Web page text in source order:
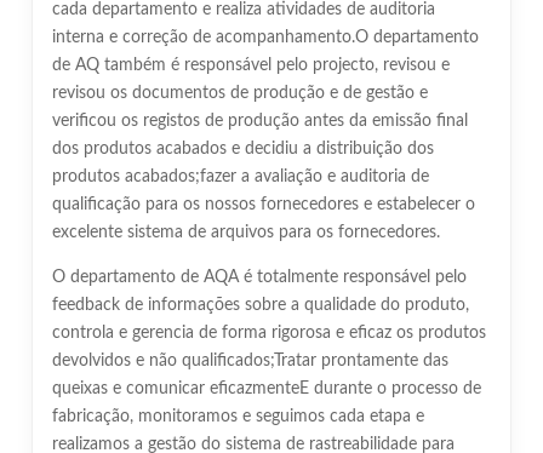
cada departamento e realiza atividades de auditoria
interna e correção de acompanhamento.O departamento
de AQ também é responsável pelo projecto, revisou e
revisou os documentos de produção e de gestão e
verificou os registos de produção antes da emissão final
dos produtos acabados e decidiu a distribuição dos
produtos acabados;fazer a avaliação e auditoria de
qualificação para os nossos fornecedores e estabelecer o
excelente sistema de arquivos para os fornecedores.
O departamento de AQA é totalmente responsável pelo
feedback de informações sobre a qualidade do produto,
controla e gerencia de forma rigorosa e eficaz os produtos
devolvidos e não qualificados;Tratar prontamente das
queixas e comunicar eficazmenteE durante o processo de
fabricação, monitoramos e seguimos cada etapa e
realizamos a gestão do sistema de rastreabilidade para